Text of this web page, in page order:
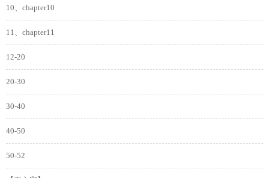
10、chapter10
11、chapter11
12-20
20-30
30-40
40-50
50-52